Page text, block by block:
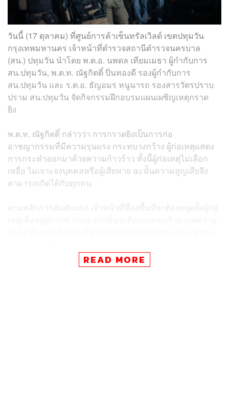
วันนี้ (17 ตุลาคม) ที่ศูนย์การค้าเซ็นทรัลเวิลด์ เขตปทุมวัน
กรุงเทพมหานคร เจ้าหน้าที่ตำรวจสถานีตำรวจนครบาล
(สน.) ปทุมวัน นำโดย พ.ต.อ. นพดล เทียมเมธา ผู้กำกับการ
สน.ปทุมวัน, พ.ต.ท. ณัฐกิตติ์ ปิ่นทองดี รองผู้กำกับการ
สน.ปทุมวัน และ ร.ต.อ. ธัญอมร หนูนารถ รองสารวัตรปราบ
ปราม สน.ปทุมวัน จัดกิจกรรมฝึกอบรมแผนเผชิญเหตุกราด
ยิง
พ.ต.ท. ณัฐกิตติ์ กล่าวว่า การกราดยิงเป็นการก่อ
อาชญากรรมที่มีความรุนแรง กระทบวงกว้าง ผู้ก่อเหตุแสดง
การกระทำออกมาด้วยความก้าวร้าว ทั้งนี้ผู้ก่อเหตุไม่เลือก
เหยื่อ ไม่เจาะจงบุคคลหรือผู้เสียหาย ฉะนั้นความสูญเสียจึง
สามารถเกิดได้กับทุกคน
ตามหลักการอันดับแรก เจ้าหน้าที่ที่ลงพื้นที่จะต้องหยุดยั้งผู้ก่อ
สำหรับปัจจัยการก่อเหตุ พ.ต.ท. ณัฐกิตติ์ กล่าวว่า จากผล
READ MORE